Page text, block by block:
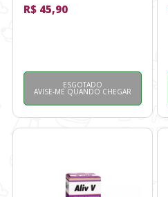
R$ 45,90
ESGOTADO
AVISE-ME QUANDO CHEGAR